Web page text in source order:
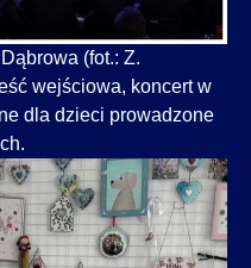
(fot.: Z.
wejściowa, koncert w
dla dzieci prowadzone